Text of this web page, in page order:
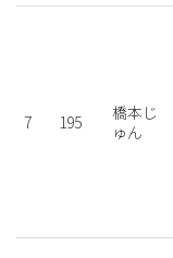
7 195
橋本じ
ゅん